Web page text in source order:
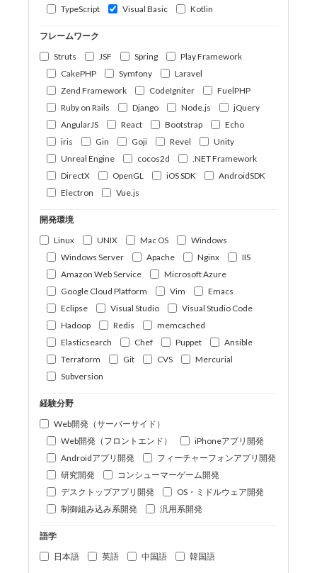
TypeScript
Visual Basic Kotlin
フレームワーク
Struts
JSF Spring
Play Framework
CakePHP
Symfony
Laravel
Zend Framework
CodeIgniter
FuelPHP
Ruby on Rails
Django Node.js
jQuery
AngularJS
React Bootstrap
Echo
iris
Gin Goji Revel
Unity
Unreal Engine
cocos2d
.NET Framework
DirectX
OpenGL iOS SDK
AndroidSDK
Electron
Vue.js
開発環境
Linux
UNIX Mac OS
Windows
Windows Server
Apache Nginx
IIS
Amazon Web Service
Microsoft Azure
Google Cloud Platform
Vim
Emacs
Eclipse
Visual Studio
Visual Studio Code
Hadoop
Redis
memcached
Elasticsearch
Chef Puppet
Ansible
Terraform
Git CVS
Mercurial
Subversion
経験分野
Web開発（サーバーサイド）
Web開発（フロントエンド）
iPhoneアプリ開発
Androidアプリ開発
フィーチャーフォンアプリ開発
研究開発
コンシューマーゲーム開発
デスクトップアプリ開発
OS・ミドルウェア開発
制御組み込み系開発
汎用系開発
語学
日本語
英語 中国語 韓国語